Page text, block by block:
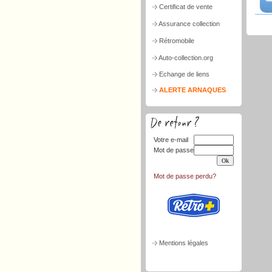
Certificat de vente
Assurance collection
Rétromobile
Auto-collection.org
Echange de liens
ALERTE ARNAQUES
Votre e-mail
Mot de passe
Mot de passe perdu?
Mentions légales